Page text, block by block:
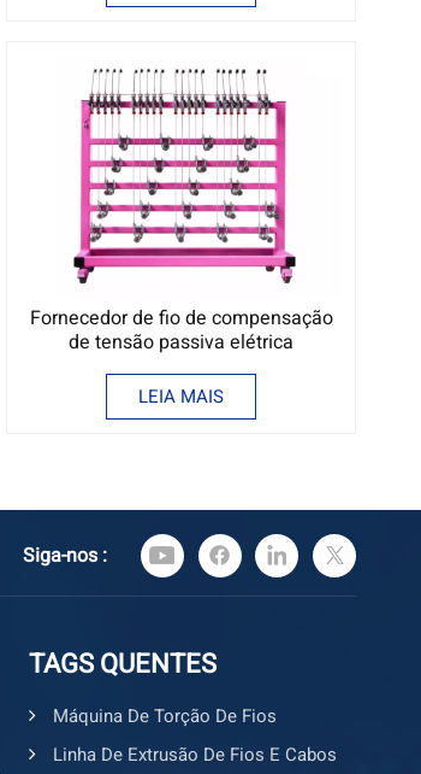
Fornecedor de fio de compensação
de tensão passiva elétrica
LEIA MAIS
Siga-nos :
TAGS QUENTES
Máquina De Torção De Fios
Linha De Extrusão De Fios E Cabos